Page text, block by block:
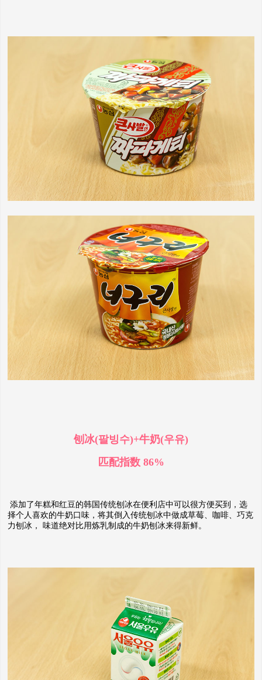
刨冰(팔빙수)+牛奶(우유)
匹配指数 86%
添加了年糕和红豆的韩国传统刨冰在便利店中可以很方便买到，选
择个人喜欢的牛奶口味，将其倒入传统刨冰中做成草莓、咖啡、巧克
力刨冰， 味道绝对比用炼乳制成的牛奶刨冰来得新鲜。